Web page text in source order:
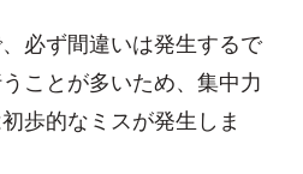
必ず間違いは発生するで
ことが多いため、集中力
歩的なミスが発生しま